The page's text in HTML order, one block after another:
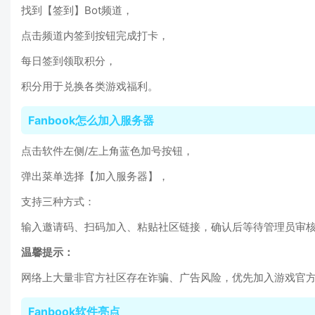
找到【签到】Bot频道，
点击频道内签到按钮完成打卡，
每日签到领取积分，
积分用于兑换各类游戏福利。
Fanbook怎么加入服务器
点击软件左侧/左上角蓝色加号按钮，
弹出菜单选择【加入服务器】，
支持三种方式：
输入邀请码、扫码加入、粘贴社区链接，确认后等待管理员审核
温馨提示：
网络上大量非官方社区存在诈骗、广告风险，优先加入游戏官方
Fanbook软件亮点